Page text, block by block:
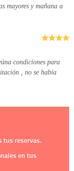
mayores y mañana a
condiciones para
, no se había
tus reservas.
en tus